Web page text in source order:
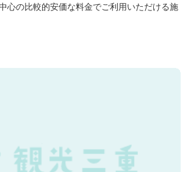
心の比較的安価な料金でご利用いただける施